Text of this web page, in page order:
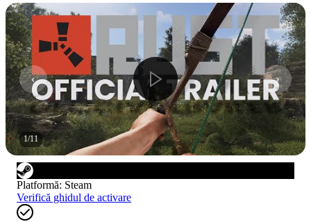
1/11
Platformă: Steam
Verifică ghidul de activare